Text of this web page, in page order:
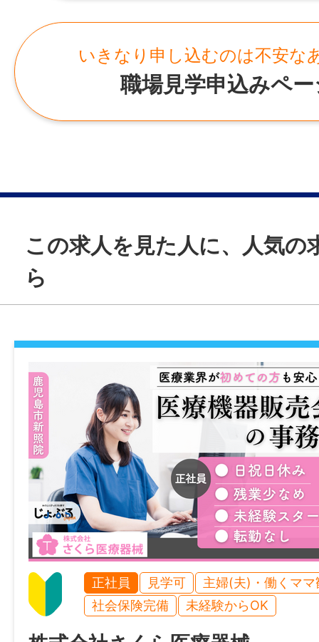
※給与は医療・福祉機関に従事した経験を
【経験年数5年の場合】月給234,000円
107日
雇用形態
不問 ＊あれば尚可：病院、施設等での相談
年齢制限
〜64歳(定年制度を上限とするため)
学歴
大学卒以上
免許・資格
必須：社会福祉士、あれば尚可：普通自動
限定可）
〒898-0011 鹿児島県枕崎市緑町220番地
ョン病院〉
勤務地変更の可能性：なし
給与
[給与の内訳]
調整手当：18,000円〜58,000円
資格手当：15,000円
ベースアップ手当：8,000円
【経験年数5年の場合】月給249,000円
【経験年数10年の場合】月給259,000円
賞与
年2回（前年度実績：計4.10ヶ月分）
年間休日
107日
雇用形態
正社員
経験
【こんな方におすすめ】
＊システム開発経験を活かしたい方
＊ RPAや業務改善に興味がある方
＊ 医療業界のDX推進に携わりたい方
＊ 安定した環境で働きたい方
● 対象年齢：就学前までの幼児
● 保育時間：24時間対応（勤務時間中のお
● 利用料：月額10,000円
● おやつ代：月額1,000円
女性職員はもちろん、男性職員の育児休業
得も進んでおり、仕事と家庭を両立しやす
います。
子育て中の方はもちろん、将来的にライフ
を迎える方も長く安心して働ける職場です
＿＿＿＿＿＿＿＿＿＿＿＿＿＿
JKSS-001
仕事内容変更の可能性：なし
就業場所
〒898-0011 鹿児島県枕崎市緑町220番地
ョン病院〉
いきなり申し込むのは不安な
職場見学申込みペ
この求人を見た人に、人気の
ら
正社員 見学可
主婦(夫)・働くママ
社会保険完備
未経験からOK